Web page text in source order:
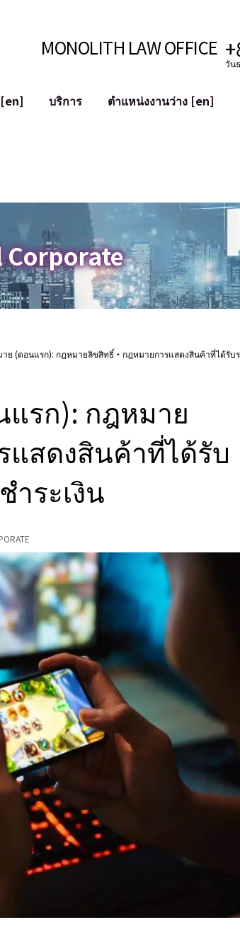
MONOLITH LAW OFFICE
วัน
บริการ
มไซเบอร์
การบรรเทาความเสีย
การระบุตัวตนของคำ
ตำแหน่งงานว่าง [en]
Corporate
าย (ตอนแรก): กฎหมายลิขสิทธิ์・กฎหมายการแสดงสินค้าที่ได้รับร
แรก): กฎหมาย
สดงสินค้าที่ได้รับ
ำระเงิน